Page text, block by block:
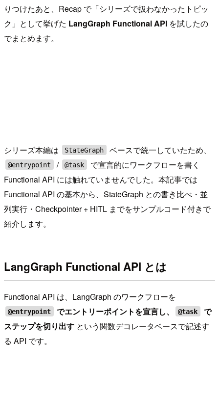
りつけたあと、Recap で「シリーズで扱わなかったトピッ
ク」として挙げた LangGraph Functional API を試したの
でまとめます。
シリーズ本編は StateGraph ベースで統一していたため、
@entrypoint / @task
で宣言的にワークフローを書く
Functional API には触れていませんでした。本記事では
Functional API の基本から、StateGraph との書き比べ・並
列実行・Checkpointer + HITL までをサンプルコード付きで
紹介します。
LangGraph Functional API とは
Functional API は、LangGraph のワークフローを
@entrypoint でエントリーポイントを宣言し、 @task
で
ステップを切り出す という関数デコレータベースで記述す
る API です。